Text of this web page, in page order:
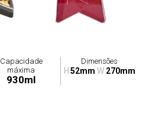
Capacidade
máxima
930ml
Dimensões
H 52mm W 270mm